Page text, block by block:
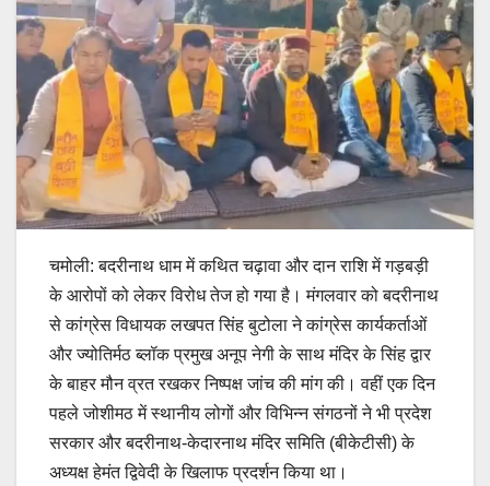
चमोली: बदरीनाथ धाम में कथित चढ़ावा और दान राशि में गड़बड़ी
के आरोपों को लेकर विरोध तेज हो गया है। मंगलवार को बदरीनाथ
से कांग्रेस विधायक लखपत सिंह बुटोला ने कांग्रेस कार्यकर्ताओं
और ज्योतिर्मठ ब्लॉक प्रमुख अनूप नेगी के साथ मंदिर के सिंह द्वार
के बाहर मौन व्रत रखकर निष्पक्ष जांच की मांग की। वहीं एक दिन
पहले जोशीमठ में स्थानीय लोगों और विभिन्न संगठनों ने भी प्रदेश
सरकार और बदरीनाथ-केदारनाथ मंदिर समिति (बीकेटीसी) के
अध्यक्ष हेमंत द्विवेदी के खिलाफ प्रदर्शन किया था।